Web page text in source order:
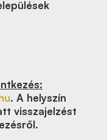
. A helyszín
visszajelzést